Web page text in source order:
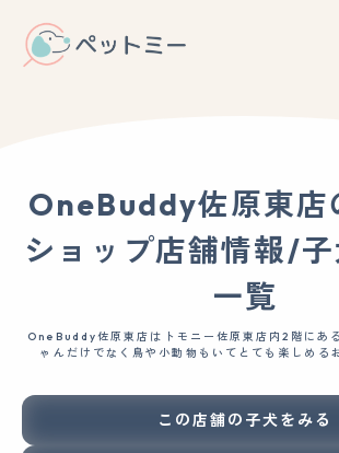
OneBuddy佐原東店
ショップ店舗情報/
一覧
OneBuddy佐原東店はトモニー佐原東店内2階にあ
ゃんだけでなく鳥や小動物もいてとても楽しめる
何といってもオススメなのがこの辺りでは珍
ぜひ推し猫を見つけてみてね！
この店舗の子犬をみる